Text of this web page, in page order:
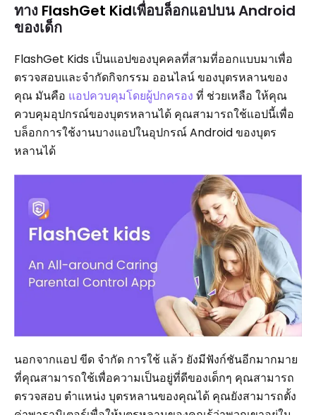
ทาง FlashGet Kidเพื่อบล็อกแอปบน Android
ของเด็ก
FlashGet Kids เป็นแอปของบุคคลที่สามที่ออกแบบมาเพื่อ
ตรวจสอบและจำกัดกิจกรรม ออนไลน์ ของบุตรหลานของ
คุณ มันคือ แอปควบคุมโดยผู้ปกครอง ที่ ช่วยเหลือ ให้คุณ
ควบคุมอุปกรณ์ของบุตรหลานได้ คุณสามารถใช้แอปนี้เพื่อ
บล็อกการใช้งานบางแอปในอุปกรณ์ Android ของบุตร
หลานได้
นอกจากแอป ขีด จำกัด การใช้ แล้ว ยังมีฟังก์ชันอีกมากมาย
ที่คุณสามารถใช้เพื่อความเป็นอยู่ที่ดีของเด็กๆ คุณสามารถ
ตรวจสอบ ตำแหน่ง บุตรหลานของคุณได้ คุณยังสามารถตั้ง